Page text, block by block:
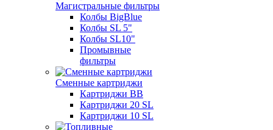
Магистральные фильтры
Колбы BigBlue
Колбы SL 5"
Колбы SL10"
Промывные
фильтры
Сменные картриджи
Картриджи BB
Картриджи 20 SL
Картриджи 10 SL